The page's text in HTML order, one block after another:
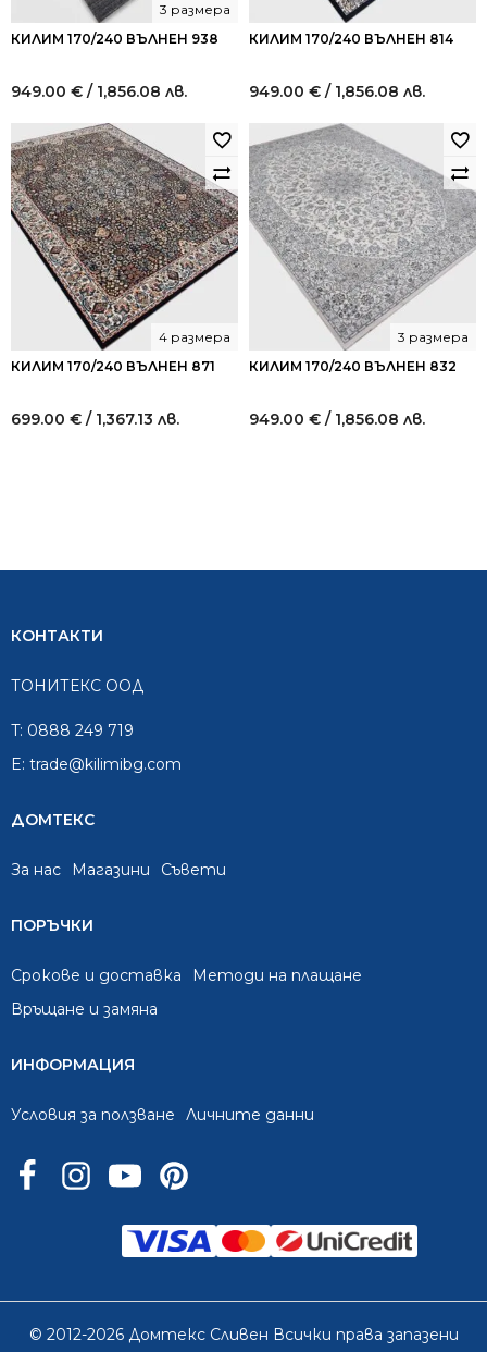
КИЛИМ 170/240 ВЪЛНЕН 938
3 размера
949.00 € / 1,856.08 лв.
КИЛИМ 170/240 ВЪЛНЕН 814
949.00 € / 1,856.08 лв.
КИЛИМ 170/240 ВЪЛНЕН 871
4 размера
699.00 € / 1,367.13 лв.
КИЛИМ 170/240 ВЪЛНЕН 832
3 размера
949.00 € / 1,856.08 лв.
КОНТАКТИ
ТОНИТЕКС ООД
T: 0888 249 719
E: trade@kilimibg.com
ДОМТЕКС
За нас Mагазини Съвети
ПОРЪЧКИ
Срокове и доставка
Методи на плащане
Връщане и замяна
ИНФОРМАЦИЯ
Условия за ползване Личните данни
© 2012-2026 Домтекс Сливен Всички права запазени